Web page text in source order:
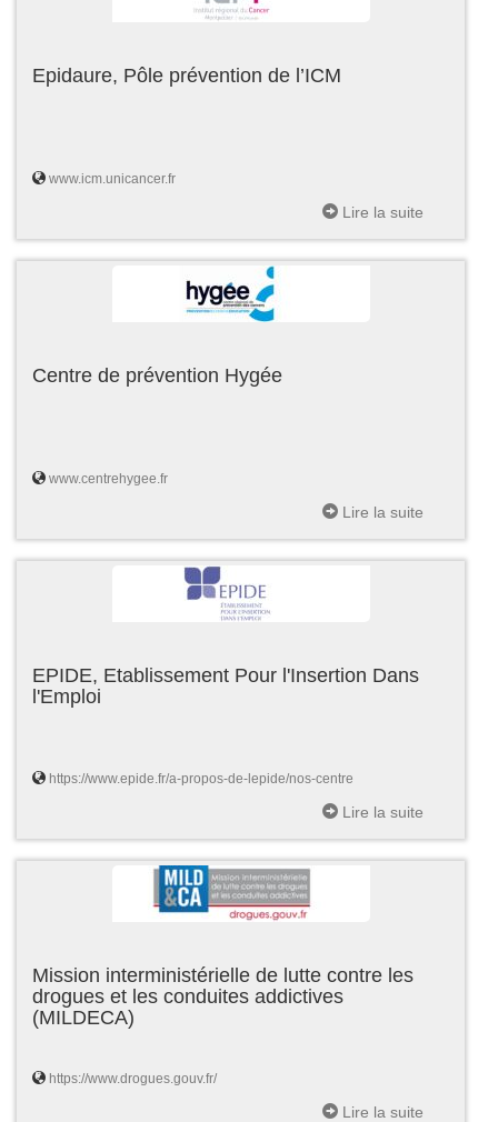
Epidaure, Pôle prévention de l’ICM
www.icm.unicancer.fr
Lire la suite
Centre de prévention Hygée
www.centrehygee.fr
Lire la suite
EPIDE, Etablissement Pour l'Insertion Dans
l'Emploi
https://www.epide.fr/a-propos-de-lepide/nos-centre
Lire la suite
Mission interministérielle de lutte contre les
drogues et les conduites addictives
(MILDECA)
https://www.drogues.gouv.fr/
Lire la suite